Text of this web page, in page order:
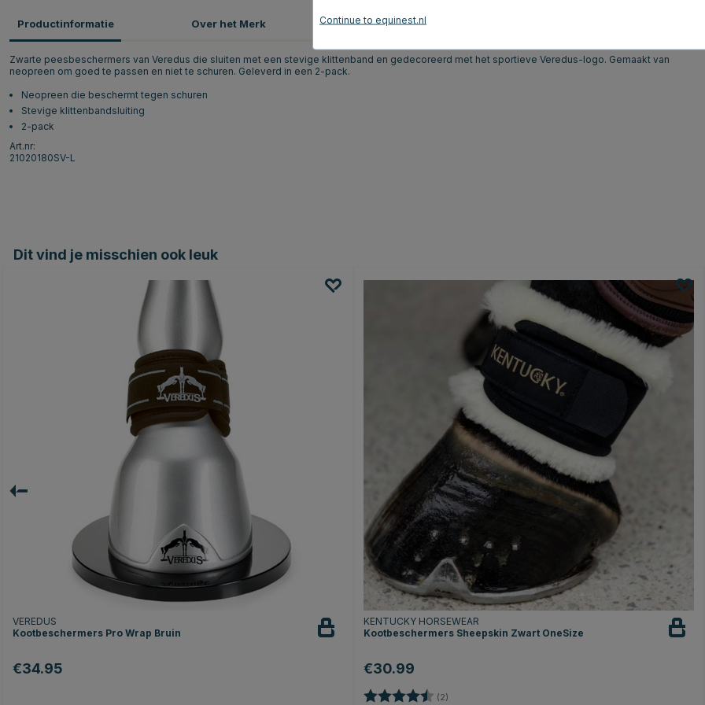
Productinformatie
Zwarte peesbeschermers van Veredus die sluiten met een stevige klittenband en gedecoreerd met het sportieve Veredus-logo. Gemaakt van
neopreen om goed te passen en niet te schuren. Geleverd in een 2-pack.
Neopreen die beschermt tegen schuren
Stevige klittenbandsluiting
2-pack
Art.nr:
21020180SV-L
Over het Merk Productbeoordelingen
Dit vind je misschien ook leuk
VEREDUS
Kootbeschermers Pro Wrap Bruin
€34.95
KENTUCKY HORSEWEAR
Kootbeschermers Sheepskin Zwart OneSize
€30.99
Beoordeling: (2)
Continue to equinest.nl